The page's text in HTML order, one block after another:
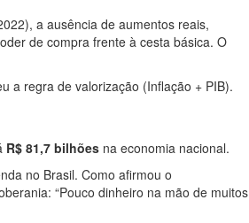
a ausência de aumentos reais,
de compra frente à cesta básica. O
a regra de valorização (Inflação + PIB).
R$ 81,7 bilhõesna economia nacional.
no Brasil. Como afirmou o
“Pouco dinheiro na mão de muitos